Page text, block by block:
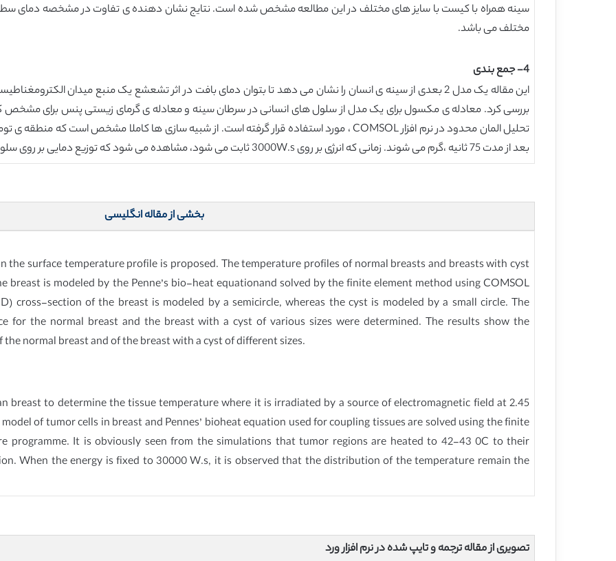
سینه همراه با کیست با سایز های مختلف در این مطالعه مشخص شده است. نتایج نشان دهنده ی تفاوت در مشخصه دمای
مختلف می باشد.
4- جمع بندی
بررسی کرد. معادله ی مکسول برای یک مدل از سلول های انسانی در سرطان سینه و معادله ی گرمای زیستی پنس برای مشخص
بعد از مدت 75 ثانیه ،گرم می شوند. زمانی که انرژی بر روی 3000W.s ثابت می شود، مشاهده می شود که توزیع دمایی بر روی سلول های سرطانی سینه ، مشابه می باشد.
بخشی از مقاله انگلیسی
the surface temperature profile is proposed. The temperature profiles of normal breasts and breasts with cyst
breast is modeled by the Penne’s bio-heat equationand solved by the finite element method using COMSOL
cross-section of the breast is modeled by a semicircle, whereas the cyst is modeled by a small circle. The
for the normal breast and the breast with a cyst of various sizes were determined. The results show the
normal breast and of the breast with a cyst of different sizes.
breast to determine the tissue temperature where it is irradiated by a source of electromagnetic field at 2.45
of tumor cells in breast and Pennes’ bioheat equation used for coupling tissues are solved using the finite
programme. It is obviously seen from the simulations that tumor regions are heated to 42-43 0C to their
When the energy is fixed to 30000 W.s, it is observed that the distribution of the temperature remain the
تصویری از مقاله ترجمه و تایپ شده در نرم افزار ورد